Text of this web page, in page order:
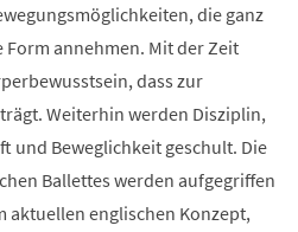
die ganz
annehmen. Mit der Zeit
dass zur
Weiterhin werden Disziplin,
und Beweglichkeit geschult. Die
Ballettes werden aufgegriffen
aktuellen englischen Konzept,